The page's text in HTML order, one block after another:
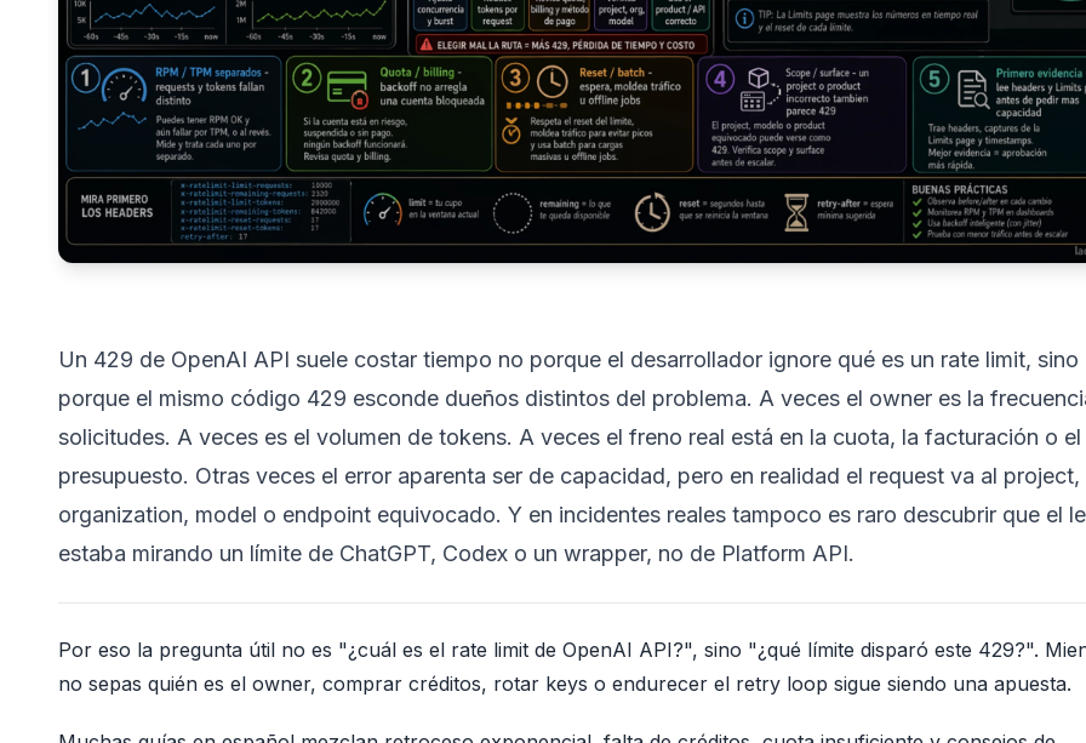
Un 429 de OpenAI API suele costar tiempo no porque el desarrollador ignore qué es un rate limit, sino
porque el mismo código 429 esconde dueños distintos del problema. A veces el owner es la
solicitudes. A veces es el volumen de tokens. A veces el freno real está en la cuota, la facturación o el
presupuesto. Otras veces el error aparenta ser de capacidad, pero en realidad el request va al project,
organization, model o endpoint equivocado. Y en incidentes reales tampoco es raro descubrir que el
estaba mirando un límite de ChatGPT, Codex o un wrapper, no de Platform API.
Por eso la pregunta útil no es "¿cuál es el rate limit de OpenAI API?", sino "¿qué límite disparó este 429?".
no sepas quién es el owner, comprar créditos, rotar keys o endurecer el retry loop sigue siendo una apuesta.